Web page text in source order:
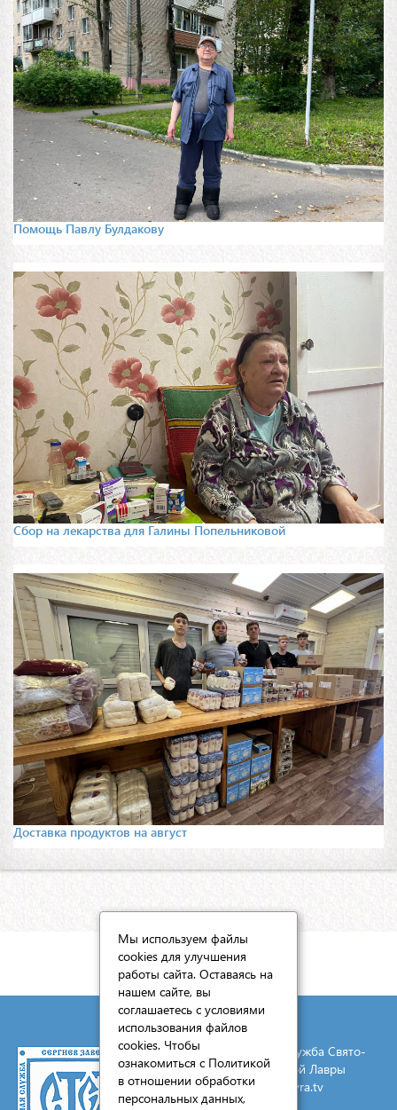
Помощь Павлу Булдакову
Сбор на лекарства для Галины Попельниковой
Доставка продуктов на август
КАРТА САЙТА
© 2026 Социальная служба Свято-
Троицкой Сергиевой Лавры
E-mail:mail@lavra.tv
Мы используем файлы
cookies для улучшения
работы сайта. Оставаясь на
нашем сайте, вы
соглашаетесь с условиями
использования файлов
cookies. Чтобы
ознакомиться с Политикой
в отношении обработки
персональных данных,